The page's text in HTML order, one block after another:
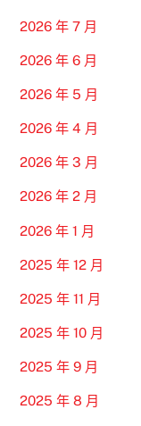
2026 年 7 月
2026 年 6 月
2026 年 5 月
2026 年 4 月
2026 年 3 月
2026 年 2 月
2026 年 1 月
2025 年 12 月
2025 年 11 月
2025 年 10 月
2025 年 9 月
2025 年 8 月